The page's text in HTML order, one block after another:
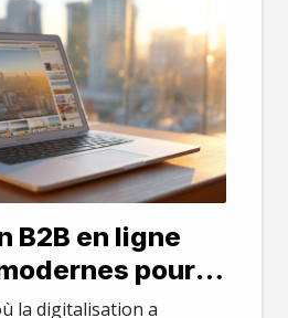
B2B en ligne
pour
leads qualifiés
la digitalisation a